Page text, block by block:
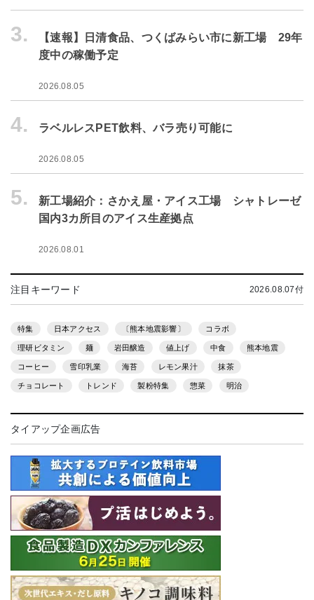
3.
【速報】日清食品、つくばみらい市に新工場 29年
度中の稼働予定
2026.08.05
4. ラベルレスPET飲料、バラ売り可能に
2026.08.05
5.
新工場紹介：さかえ屋・アイス工場 シャトレーゼ
国内3カ所目のアイス生産拠点
2026.08.01
注目キーワード 2026.08.07付
特集 日本アクセス 〔熊本地震影響〕 コラボ
理研ビタミン 麺 岩田醸造 値上げ 中食 熊本地震
コーヒー 雪印乳業 海苔 レモン果汁 抹茶
チョコレート トレンド 製粉特集 惣菜 明治
タイアップ企画広告